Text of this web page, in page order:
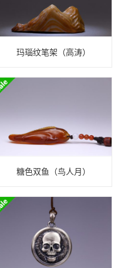
玛瑙纹笔架（高涛）
糖色双鱼（鸟人月）